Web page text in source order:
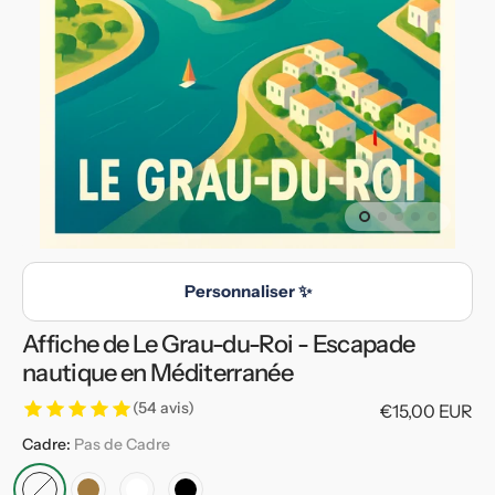
en
vedette
la
vue
de
la
galerie
Personnaliser ✨
Affiche de Le Grau-du-Roi - Escapade
nautique en Méditerranée
(54 avis)
Prix
€15,00 EUR
Cadre: Pas de Cadre